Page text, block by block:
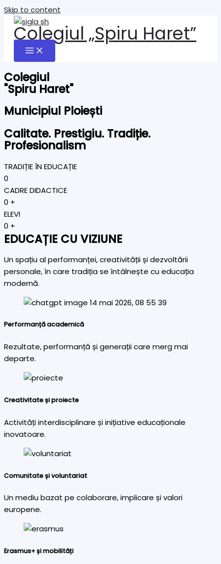
Skip to content
Colegiul „Spiru Haret”
Colegiul
"Spiru Haret"
Municipiul Ploiești
Calitate. Prestigiu. Tradiție.
Profesionalism
TRADIȚIE ÎN EDUCAȚIE
0
CADRE DIDACTICE
0 +
ELEVI
0 +
EDUCAȚIE CU VIZIUNE
Un spațiu al performanței, creativității și dezvoltării
personale, în care tradiția se întâlnește cu educația
modernă.
Performanță academică
Rezultate, performanță și generații care merg mai
departe.
Creativitate și proiecte
Activități interdisciplinare și inițiative educaționale
inovatoare.
Comunitate și voluntariat
Un mediu bazat pe colaborare, implicare și valori
europene.
Erasmus+ și mobilități